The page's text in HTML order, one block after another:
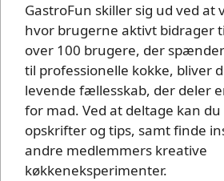
GastroFun skiller sig ud ved
hvor brugerne aktivt bidrager
over 100 brugere, der
til professionelle kokke, bliver
levende fællesskab, der deler
for mad. Ved at deltage kan
opskrifter og tips, samt finde
andre medlemmers kreative
køkkeneksperimenter.